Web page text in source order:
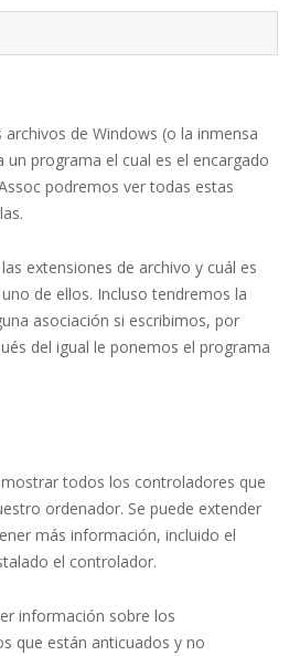
de Windows (o la inmensa
programa el cual es el encargado
podremos ver todas estas
extensiones de archivo y cuál es
de ellos. Incluso tendremos la
asociación si escribimos, por
del igual le ponemos el programa
todos los controladores que
ordenador. Se puede extender
más información, incluido el
el controlador.
información sobre los
que están anticuados y no